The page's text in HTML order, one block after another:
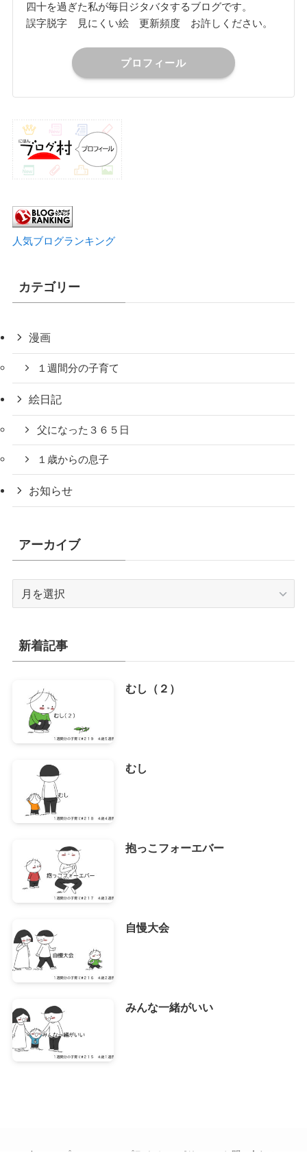
四十を過ぎた私が毎日ジタバタするブログです。
誤字脱字 見にくい絵 更新頻度 お許しください。
プロフィール
人気ブログランキング
カテゴリー
漫画
１週間分の子育て
絵日記
父になった３６５日
１歳からの息子
お知らせ
アーカイブ
イ
ブ
新着記事
むし（２）
むし
抱っこフォーエバー
自慢大会
みんな一緒がいい
home プロフィール プライバシーポリシー お問い合わせ